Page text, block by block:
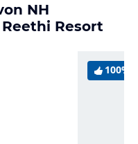
NH
Resort
100%